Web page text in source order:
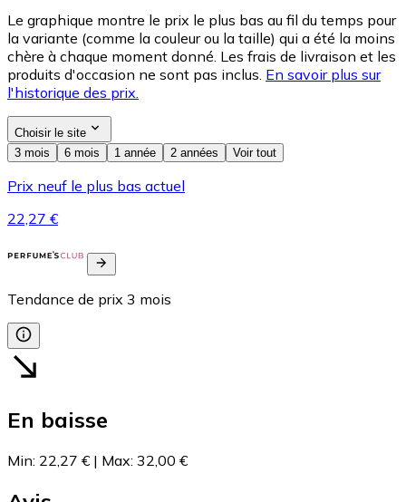
Le graphique montre le prix le plus bas au fil du temps pour
la variante (comme la couleur ou la taille) qui a été la moins
chère à chaque moment donné. Les frais de livraison et les
produits d'occasion ne sont pas inclus. En savoir plus sur
l'historique des prix.
Choisir le site
3 mois
6 mois 1 année 2 années Voir tout
Prix neuf le plus bas actuel
22,27 €
Tendance de prix 3 mois
En baisse
Min: 22,27 € | Max: 32,00 €